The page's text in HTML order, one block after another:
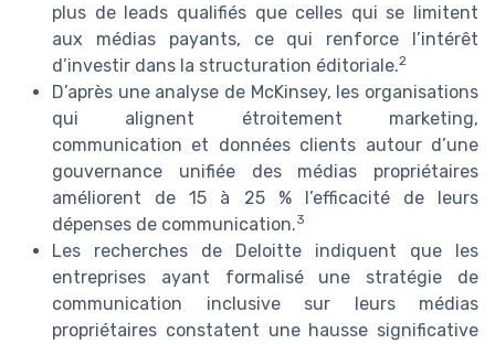
plus de leads qualifiés que celles qui se limitent
aux médias payants, ce qui renforce l’intérêt
d’investir dans la structuration éditoriale.2
D’après une analyse de McKinsey, les organisations
qui alignent étroitement marketing,
communication et données clients autour d’une
gouvernance unifiée des médias propriétaires
améliorent de 15 à 25 % l’efficacité de leurs
dépenses de communication.3
Les recherches de Deloitte indiquent que les
entreprises ayant formalisé une stratégie de
communication inclusive sur leurs médias
propriétaires constatent une hausse significative